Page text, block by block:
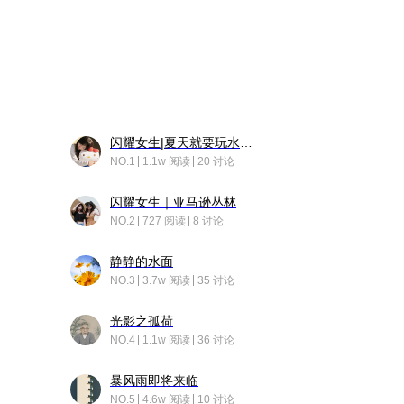
NO.1 1.1w 阅读 20 讨论
闪耀女生｜亚马逊丛林
NO.2 727 阅读 8 讨论
静静的水面
NO.3 3.7w 阅读 35 讨论
光影之孤荷
NO.4 1.1w 阅读 36 讨论
暴风雨即将来临
NO.5 4.6w 阅读 10 讨论